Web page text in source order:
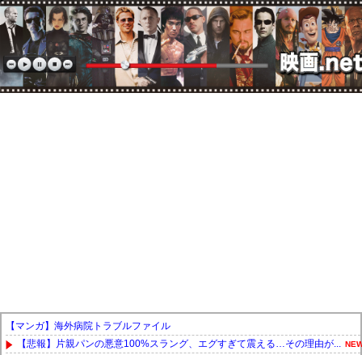
【マンガ】海外病院トラブルファイル
【悲報】片親パンの悪意100%スラング、エグすぎて震える…その理由が...